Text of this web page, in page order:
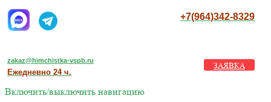
+7(964)342-8329
zakaz@himchistka-vspb.ru
Ежедневно 24 ч.
ЗАЯВКА
Включить/выключить навигацию